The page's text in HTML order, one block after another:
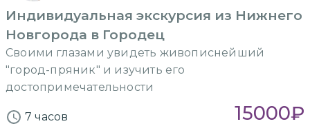
Индивидуальная экскурсия из Нижнего
Новгорода в Городец
Своими глазами увидеть живописнейший
"город-пряник" и изучить его
достопримечательности
7 часов 15000₽